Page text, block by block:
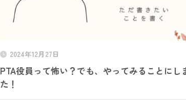
2024年12月27日
PTA役員って怖い？でも、やってみることにし
た！